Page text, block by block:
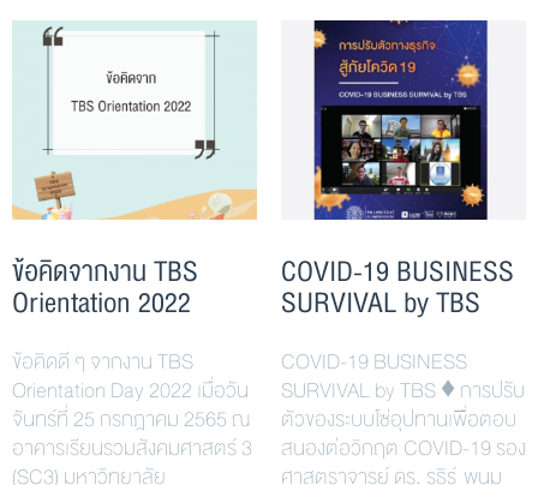
ข้อคิดจากงาน TBS
Orientation 2022
ข้อคิดดี ๆ จากงาน TBS
Orientation Day 2022 เมื่อวัน
จันทร์ที่ 25 กรกฎาคม 2565 ณ
อาคารเรียนรวมสังคมศาสตร์ 3
(SC3) มหาวิทยาลัย
COVID-19 BUSINESS
SURVIVAL by TBS
COVID-19 BUSINESS
SURVIVAL by TBS ♦ การปรับ
ตัวของระบบโซ่อุปทานเพื่อตอบ
สนองต่อวิกฤต COVID-19 รอง
ศาสตราจารย์ ดร. รุธิร์ พนม